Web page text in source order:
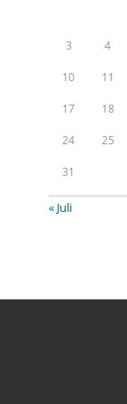
3 4
10 11
17 18
24 25
31
« Juli